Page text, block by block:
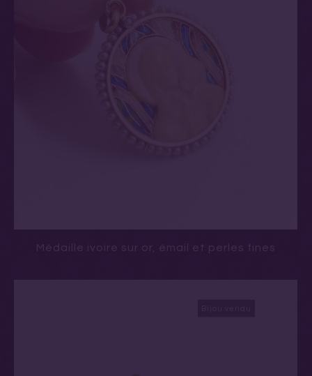
Médaille ivoire sur or, émail et perles fines